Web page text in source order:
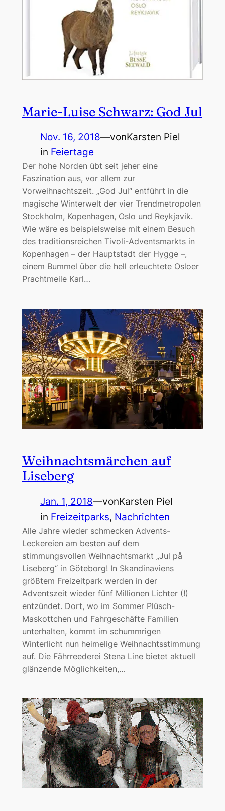
Marie-Luise Schwarz: God Jul
Nov. 16, 2018—vonKarsten Piel
in Feiertage
Der hohe Norden übt seit jeher eine
Faszination aus, vor allem zur
Vorweihnachtszeit. „God Jul“ entführt in die
magische Winterwelt der vier Trendmetropolen
Stockholm, Kopenhagen, Oslo und Reykjavik.
Wie wäre es beispielsweise mit einem Besuch
des traditionsreichen Tivoli-Adventsmarkts in
Kopenhagen – der Hauptstadt der Hygge –,
einem Bummel über die hell erleuchtete Osloer
Prachtmeile Karl…
Weihnachtsmärchen auf
Liseberg
Jan. 1, 2018—vonKarsten Piel
in Freizeitparks, Nachrichten
Alle Jahre wieder schmecken Advents-
Leckereien am besten auf dem
stimmungsvollen Weihnachtsmarkt „Jul på
Liseberg“ in Göteborg! In Skandinaviens
größtem Freizeitpark werden in der
Adventszeit wieder fünf Millionen Lichter (!)
entzündet. Dort, wo im Sommer Plüsch-
Maskottchen und Fahrgeschäfte Familien
unterhalten, kommt im schummrigen
Winterlicht nun heimelige Weihnachtsstimmung
auf. Die Fährreederei Stena Line bietet aktuell
glänzende Möglichkeiten,…